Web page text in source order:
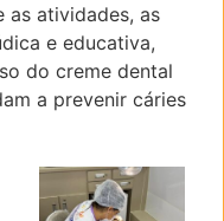
as atividades, as
e educativa,
do creme dental
a prevenir cáries